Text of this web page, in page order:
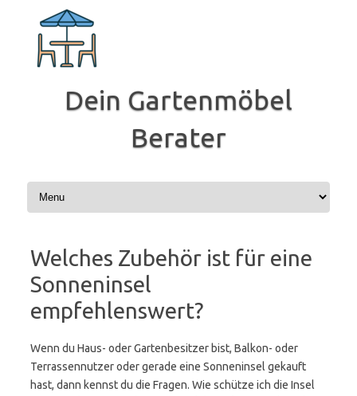
Inhalt
springen
Dein Gartenmöbel
Berater
Welches Zubehör ist für eine
Sonneninsel
empfehlenswert?
Wenn du Haus- oder Gartenbesitzer bist, Balkon- oder
Terrassennutzer oder gerade eine Sonneninsel gekauft
hast, dann kennst du die Fragen. Wie schütze ich die Insel